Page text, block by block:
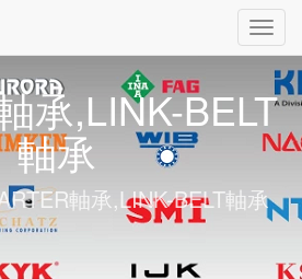
承,LINK-BELT
軸承
軸承,LINK-BELT軸承